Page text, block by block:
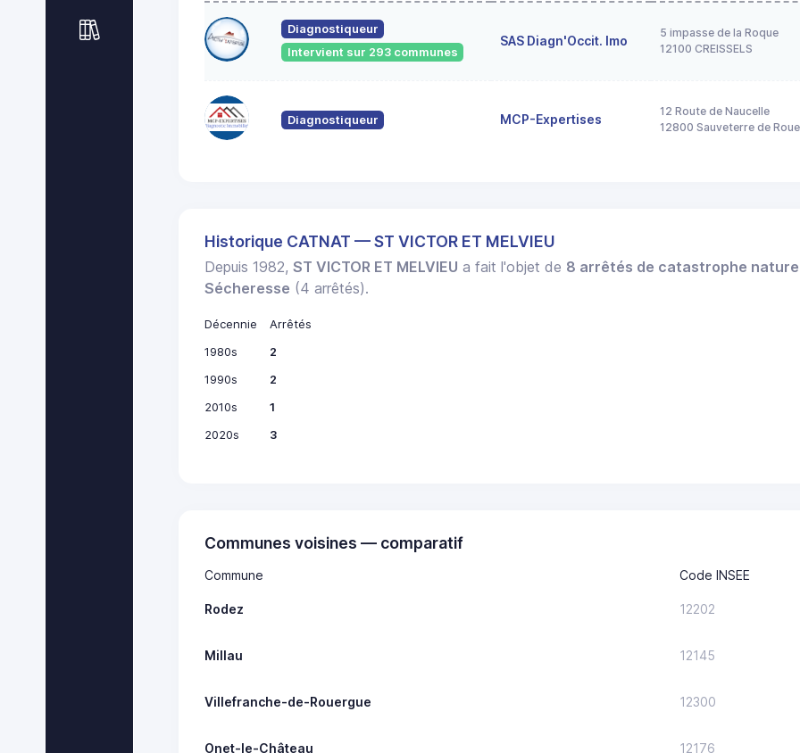
Diagnostiqueur
Intervient sur 293 communes
SAS Diagn'Occit. Imo
5 impasse de la Roque
12100 CREISSELS
Diagnostiqueur MCP-Expertises
12 Route de Naucelle
12800 Sauveterre de
Historique CATNAT — ST VICTOR ET MELVIEU
Depuis 1982,ST VICTOR ET MELVIEU a fait l'objet de 8 arrêtés de catastrophe
Sécheresse (4 arrêtés).
Décennie
Arrêtés
1980s
2
1990s
2
2010s
1
2020s
3
Communes voisines — comparatif
Commune Code INSEE
Rodez 12202
Millau 12145
Villefranche-de-Rouergue 12300
Onet-le-Château 12176